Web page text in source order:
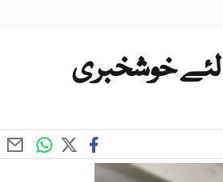
خوشخبری